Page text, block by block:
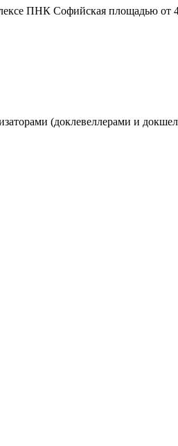
ПНК Софийская площадью
(доклевеллерами и